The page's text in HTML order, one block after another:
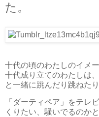
た。
十代の頃のわたしのイメ
十代成り立てのわたしは
と一緒に跳んだり跳ねたり
「ダーティペア」をテレ
くりたい、騒いでるのか